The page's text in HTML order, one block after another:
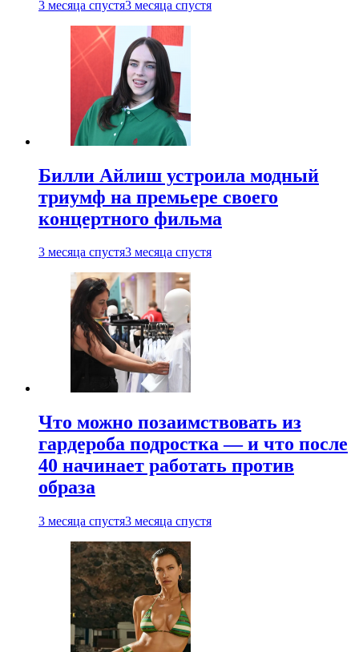
3 месяца спустя3 месяца спустя
Билли Айлиш устроила модный
триумф на премьере своего
концертного фильма
3 месяца спустя3 месяца спустя
Что можно позаимствовать из
гардероба подростка — и что после
40 начинает работать против
образа
3 месяца спустя3 месяца спустя